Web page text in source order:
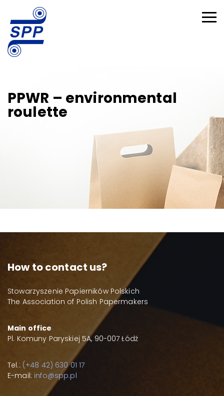
PPWR – environmental
roulette
How to contact us?
Stowarzyszenie Papierników Polskich
The Association of Polish Papermakers
Main office
Pl. Komuny Paryskiej 5A, 90-007 Łódź
Tel.: (+48 42) 630 01 17
E-mail: info@spp.pl